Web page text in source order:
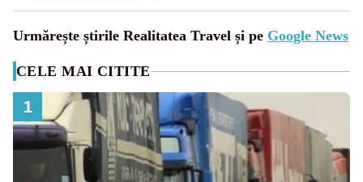
Urmărește știrile Realitatea Travel și pe Google News
CELE MAI CITITE
1